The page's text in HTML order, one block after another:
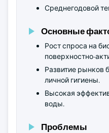
Среднегодовой
Основные
Рост спроса на
поверхностно-
Развитие рынков
личной гигиены.
Высокая
воды.
Проблемы